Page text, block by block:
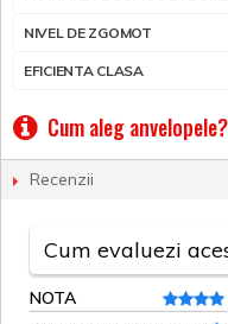
NIVEL DE ZGOMOT
EFICIENTA CLASA
Cum aleg anvelopele?
Recenzii
Cum evaluezi
NOTA